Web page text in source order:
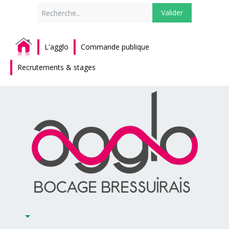
Valider
L'agglo Commande publique
Recrutements & stages